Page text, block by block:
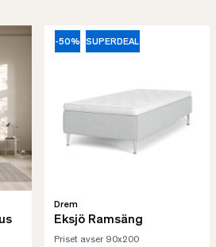
-50% SUPERDEAL
Drem
Eksjö Ramsäng
Priset avser 90x200